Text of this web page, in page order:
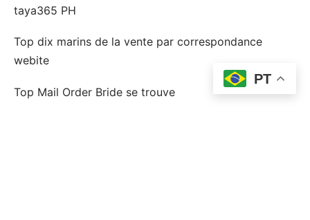
taya365 PH
Top dix marins de la vente par correspondance
webite
Top Mail Order Bride se trouve
PT